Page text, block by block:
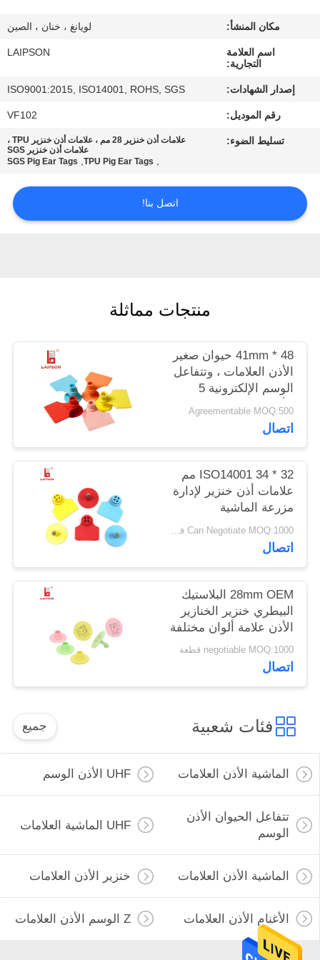
مراقبة
الجودة
اطلب
PRIVACY
POLICY
مكان المنشأ: لويانغ ، خنان ، الصين
اسم العلامة
التجارية:
LAIPSON
إصدار الشهادات: ISO9001:2015, ISO14001, ROHS, SGS
رقم الموديل: VF102
تسليط الضوء:
علامات أذن خنزير 28 مم ، علامات أذن خنزير TPU ،
علامات أذن خنزير SGS
,
TPU Pig Ear Tags
,
SGS Pig Ear Tags
اتصل بنا!
منتجات مماثلة
48 * 41mm حيوان صغير
الأذن العلامات ، وتتفاعل
الوسم الإلكترونية 5
الألوان المتاحة
Agreementable MOQ:500
اتصال
ISO14001 34 * 32 مم
علامات أذن خنزير لإدارة
مزرعة الماشية
Can Negotiate MOQ:1000 قطعة
اتصال
28mm OEM البلاستيك
البيطري خنزير الخنازير
الأذن علامة ألوان مختلفة
للمزرعة
negotiable MOQ:1000 قطعة
اتصال
فئات شعبية جميع
الماشية الأذن العلامات UHF الأذن الوسم
تتفاعل الحيوان الأذن
الوسم
UHF الماشية العلامات
الماشية الأذن العلامات خنزير الأذن العلامات
الأغنام الأذن العلامات Z الوسم الأذن العلامات